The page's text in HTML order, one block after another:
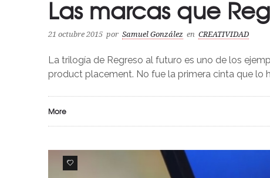
Las marcas que
21 octubre 2015 por Samuel González en CREATIVIDAD
La trilogía de Regreso al futuro es uno de los
product placement. No fue la primera cinta que lo
More
0